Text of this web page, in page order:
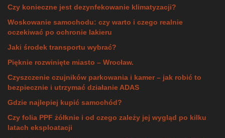
Czy konieczne jest dezynfekowanie klimatyzacji?
Woskowanie samochodu: czy warto i czego realnie
oczekiwać po ochronie lakieru
Jaki środek transportu wybrać?
Pięknie rozwinięte miasto – Wrocław.
Czyszczenie czujników parkowania i kamer – jak robić to
bezpiecznie i utrzymać działanie ADAS
Gdzie najlepiej kupić samochód?
Czy folia PPF żółknie i od czego zależy jej wygląd po kilku
latach eksploatacji